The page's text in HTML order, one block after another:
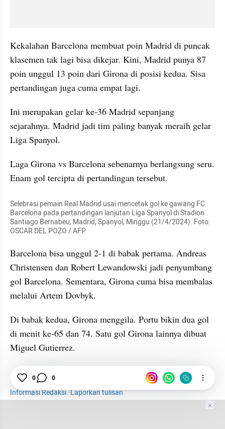
Kekalahan Barcelona membuat poin Madrid di puncak
klasemen tak lagi bisa dikejar. Kini, Madrid punya 87
poin unggul 13 poin dari Girona di posisi kedua. Sisa
pertandingan juga cuma empat lagi.
Ini merupakan gelar ke-36 Madrid sepanjang
sejarahnya. Madrid jadi tim paling banyak meraih gelar
Liga Spanyol.
Laga Girona vs Barcelona sebenarnya berlangsung seru.
Enam gol tercipta di pertandingan tersebut.
Selebrasi pemain Real Madrid usai mencetak gol ke gawang FC
Barcelona pada pertandingan lanjutan Liga Spanyol di Stadion
Santiago Bernabeu, Madrid, Spanyol, Minggu (21/4/2024). Foto:
OSCAR DEL POZO / AFP
Barcelona bisa unggul 2-1 di babak pertama. Andreas
Christensen dan Robert Lewandowski jadi penyumbang
gol Barcelona. Sementara, Girona cuma bisa membalas
melalui Artem Dovbyk.
Di babak kedua, Girona menggila. Portu bikin dua gol
di menit ke-65 dan 74. Satu gol Girona lainnya dibuat
Miguel Gutierrez.
Sepak Bola
Liga Spanyol
Informasi Redaksi·Laporkan tulisan
0 0